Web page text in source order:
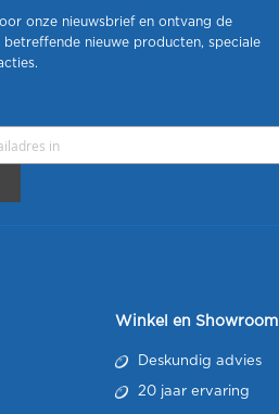
onze nieuwsbrief en ontvang de
betreffende nieuwe producten, speciale
Winkel en Showroom
Deskundig advies
20 jaar ervaring